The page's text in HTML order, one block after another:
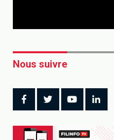
Nous suivre